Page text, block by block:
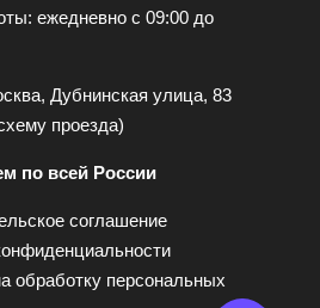
ежедневно с 09:00 до
Дубнинская улица, 83
проезда)
по всей России
соглашение
обработку персональных